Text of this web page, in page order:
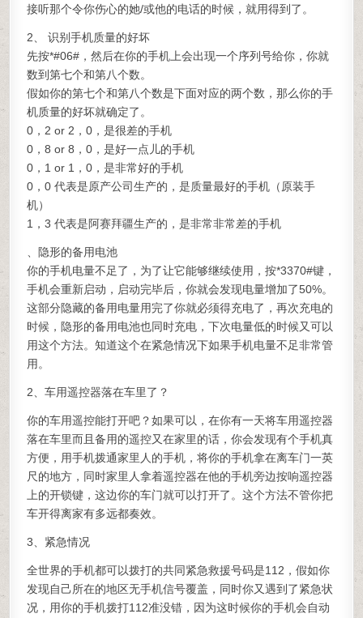
接听那个令你伤心的她/或他的电话的时候，就用得到了。
2、 识别手机质量的好坏
先按*#06#，然后在你的手机上会出现一个序列号给你，你就
数到第七个和第八个数。
假如你的第七个和第八个数是下面对应的两个数，那么你的手
机质量的好坏就确定了。
0，2 or 2，0，是很差的手机
0，8 or 8，0，是好一点儿的手机
0，1 or 1，0，是非常好的手机
0，0 代表是原产公司生产的，是质量最好的手机（原装手
机）
1，3 代表是阿赛拜疆生产的，是非常非常差的手机
、隐形的备用电池
你的手机电量不足了，为了让它能够继续使用，按*3370#键，
手机会重新启动，启动完毕后，你就会发现电量增加了50%。
这部分隐藏的备用电量用完了你就必须得充电了，再次充电的
时候，隐形的备用电池也同时充电，下次电量低的时候又可以
用这个方法。知道这个在紧急情况下如果手机电量不足非常管
用。
2、车用遥控器落在车里了？
你的车用遥控能打开吧？如果可以，在你有一天将车用遥控器
落在车里而且备用的遥控又在家里的话，你会发现有个手机真
方便，用手机拨通家里人的手机，将你的手机拿在离车门一英
尺的地方，同时家里人拿着遥控器在他的手机旁边按响遥控器
上的开锁键，这边你的车门就可以打开了。这个方法不管你把
车开得离家有多远都奏效。
3、紧急情况
全世界的手机都可以拨打的共同紧急救援号码是112，假如你
发现自己所在的地区无手机信号覆盖，同时你又遇到了紧急状
况，用你的手机拨打112准没错，因为这时候你的手机会自动